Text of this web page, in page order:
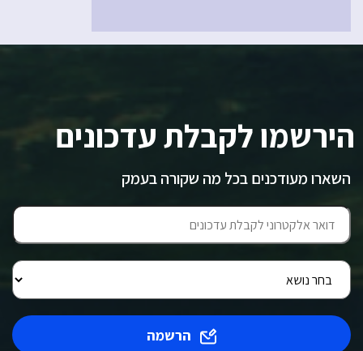
הירשמו לקבלת עדכונים
השארו מעודכנים בכל מה שקורה בעמק
הרשמה